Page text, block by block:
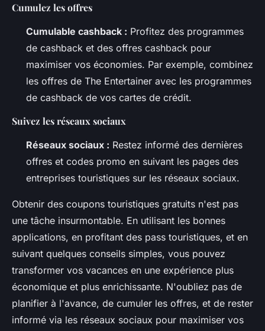
Cumulez les offres
Cumulable cashback : Profitez des programmes
de cashback et des offres cashback pour
maximiser vos économies. Par exemple, combinez
les offres de The Entertainer avec les programmes
de cashback de vos cartes de crédit.
Suivez les réseaux sociaux
Réseaux sociaux : Restez informé des dernières
offres et codes promo en suivant les pages des
entreprises touristiques sur les réseaux sociaux.
Obtenir des coupons touristiques gratuits n'est pas
une tâche insurmontable. En utilisant les bonnes
applications, en profitant des pass touristiques, et en
suivant quelques conseils simples, vous pouvez
transformer vos vacances en une expérience plus
économique et plus enrichissante. N'oubliez pas de
planifier à l'avance, de cumuler les offres, et de rester
informé via les réseaux sociaux pour maximiser vos